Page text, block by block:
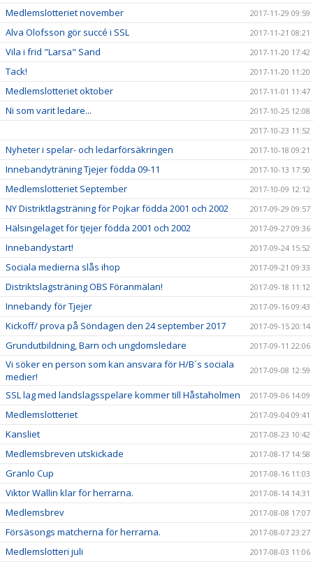
Medlemslotteriet november 2017-11-29 09:59
Alva Olofsson gör succé i SSL 2017-11-21 08:21
Vila i frid "Larsa" Sand 2017-11-20 17:42
Tack! 2017-11-20 11:20
Medlemslotteriet oktober 2017-11-01 11:47
Ni som varit ledare...
2017-10-25 12:08
2017-10-23 11:52
Nyheter i spelar- och ledarförsäkringen 2017-10-18 09:21
Innebandyträning Tjejer födda 09-11 2017-10-13 17:50
Medlemslotteriet September 2017-10-09 12:12
NY Distriktlagsträning för Pojkar födda 2001 och 2002 2017-09-29 09:57
Hälsingelaget för tjejer födda 2001 och 2002 2017-09-27 09:36
Innebandystart! 2017-09-24 15:52
Sociala medierna slås ihop 2017-09-21 09:33
Distriktslagsträning OBS Föranmälan! 2017-09-18 11:12
Innebandy för Tjejer 2017-09-16 09:43
Kickoff/ prova på Söndagen den 24 september 2017 2017-09-15 20:14
Grundutbildning, Barn och ungdomsledare 2017-09-11 22:06
Vi söker en person som kan ansvara för H/B´s sociala
medier!
2017-09-08 12:59
SSL lag med landslagsspelare kommer till Håstaholmen 2017-09-06 14:09
Medlemslotteriet 2017-09-04 09:41
Kansliet 2017-08-23 10:42
Medlemsbreven utskickade 2017-08-17 14:58
Granlo Cup 2017-08-16 11:03
Viktor Wallin klar för herrarna. 2017-08-14 14:31
Medlemsbrev 2017-08-08 17:07
Försäsongs matcherna för herrarna. 2017-08-07 23:27
Medlemslotteri juli 2017-08-03 11:06